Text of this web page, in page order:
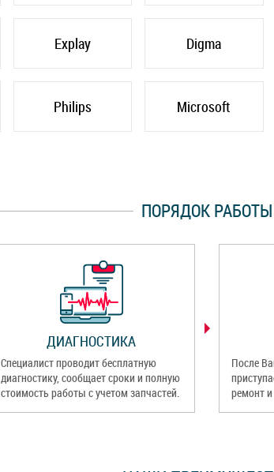
Explay Digma
Philips Microsoft
ПОРЯДОК РАБОТЫ
ДИАГНОСТИКА
Специалист проводит бесплатную
диагностику, сообщает сроки и полную
стоимость работы с учетом запчастей.
После
ремонт и